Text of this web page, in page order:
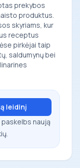
prekybos
produktus.
skyriams, kur
receptus
pirkėjai taip
saldumynų bei
leidinį
paskelbs naują